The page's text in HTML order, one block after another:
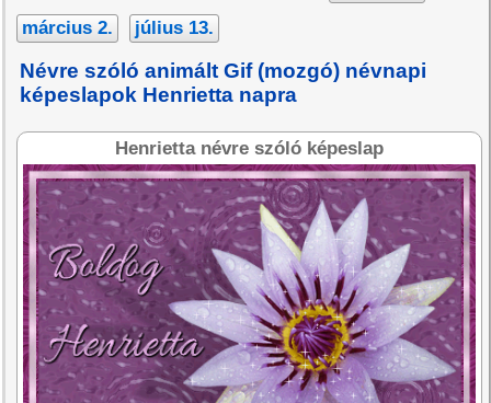
március 2.
július 13.
Névre szóló animált Gif (mozgó) névnapi
képeslapok Henrietta napra
Henrietta névre szóló képeslap